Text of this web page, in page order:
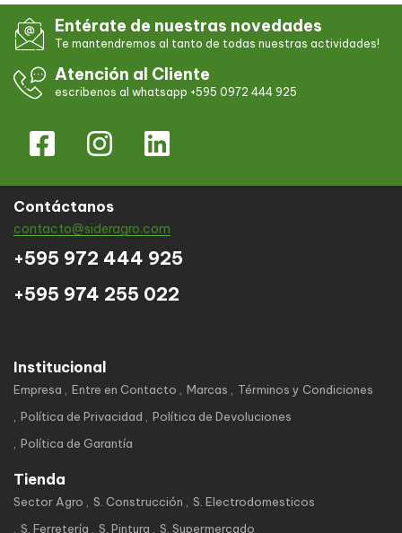
Entérate de nuestras novedades
Te mantendremos al tanto de todas nuestras actividades!
Atención al Cliente
escribenos al whatsapp +595 0972 444 925
Contáctanos
contacto@sideragro.com
+595 972 444 925
+595 974 255 022
Institucional
Empresa Entre en Contacto Marcas
Términos y Condiciones
Política de Privacidad
Política de Devoluciones
Política de Garantía
Tienda
Sector Agro S. Construcción
S. Electrodomesticos
S. Ferretería
S. Pintura S. Supermercado